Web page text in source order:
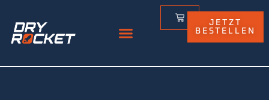
JETZT
BESTELLEN